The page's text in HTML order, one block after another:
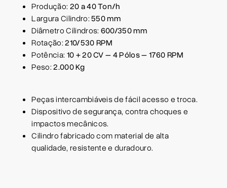
Produção: 20 a 40 Ton/h
Largura Cilindro:550 mm
Diâmetro Cilindros: 600/350 mm
Rotação:210/530 RPM
Potência: 10 + 20 CV – 4 Pólos – 1760 RPM
Peso:2.000 Kg
Peças intercambiáveis de fácil acesso e troca.
Dispositivo de segurança, contra choques e
impactos mecânicos.
Cilindro fabricado com material de alta
qualidade, resistente e duradouro.